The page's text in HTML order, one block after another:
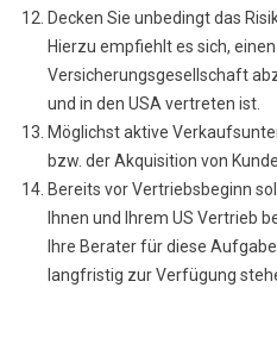
Decken Sie unbedingt das
Hierzu empfiehlt es sich,
Versicherungsgesellschaft
und in den USA vertreten ist.
Möglichst aktive
bzw. der Akquisition von
Bereits vor Vertriebsbeginn
Ihnen und Ihrem US Vertrieb
Ihre Berater für diese
langfristig zur Verfügung